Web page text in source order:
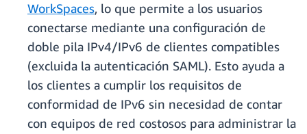
WorkSpaces, lo que permite a los usuarios
conectarse mediante una configuración de
doble pila IPv4/IPv6 de clientes compatibles
(excluida la autenticación SAML). Esto ayuda a
los clientes a cumplir los requisitos de
conformidad de IPv6 sin necesidad de contar
con equipos de red costosos para administrar la